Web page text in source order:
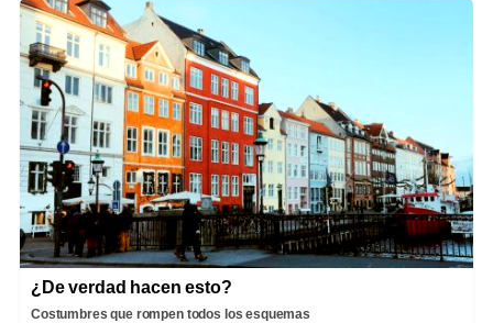
¿De verdad hacen esto?
Costumbres que rompen todos los esquemas